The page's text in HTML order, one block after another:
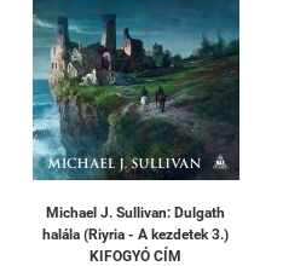
Michael J. Sullivan: Dulgath
halála (Riyria - A kezdetek 3.)
KIFOGYÓ CÍM